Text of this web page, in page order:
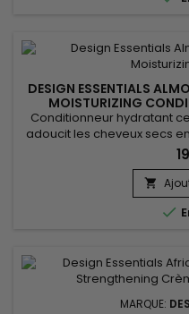
DESIGN ESSENTIALS
MOISTURIZING
Conditionneur hydratant
adoucit les cheveux secs
beurre d’amande, Design
Instant Moisturizing
profondeur pour
souplesse et faciliter le


MARQUE: